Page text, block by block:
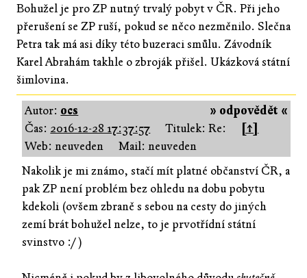
Bohužel je pro ZP nutný trvalý pobyt v ČR. Při jeho
přerušení se ZP ruší, pokud se něco nezměnilo. Slečna
Petra tak má asi díky této buzeraci smůlu. Závodník
Karel Abrahám takhle o zbroják přišel. Ukázková státní
šimlovina.
» odpovědět «
Autor: ocs
Čas: 2016-12-28 17:37:57 Titulek: Re:
[↑]
Web: neuveden
Mail: neuveden
Nakolik je mi známo, stačí mít platné občanství ČR, a
pak ZP není problém bez ohledu na dobu pobytu
kdekoli (ovšem zbraně s sebou na cesty do jiných
zemí brát bohužel nelze, to je prvotřídní státní
svinstvo :/ )